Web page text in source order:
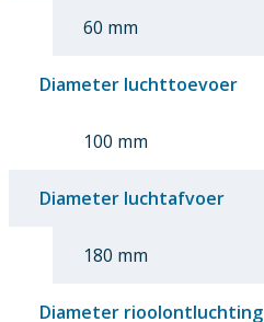
60 mm
Diameter luchttoevoer
100 mm
Diameter luchtafvoer
180 mm
Diameter rioolontluchting